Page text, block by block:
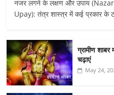
नजर लगने के लक्षण और उपाय
Upay): तंत्र शास्त्र में कई प्रकार के
ग्रामीण
चढ़ाएं
May 24,